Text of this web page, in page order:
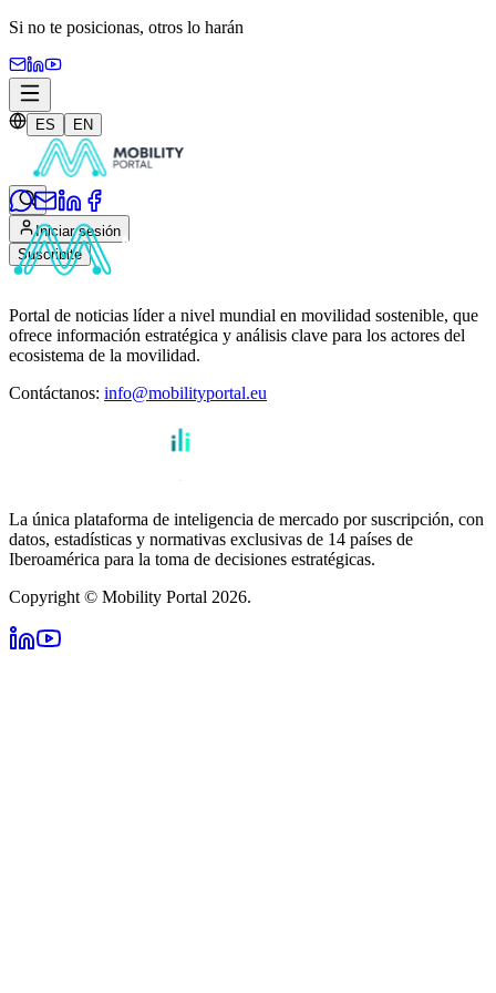
Si no te posicionas, otros lo harán
ES EN
Iniciar sesión
Suscribite
Portal de noticias líder a nivel mundial en movilidad sostenible, que
ofrece información estratégica y análisis clave para los actores del
ecosistema de la movilidad.
Contáctanos: info@mobilityportal.eu
La única plataforma de inteligencia de mercado por suscripción, con
datos, estadísticas y normativas exclusivas de 14 países de
Iberoamérica para la toma de decisiones estratégicas.
Copyright © Mobility Portal 2026.